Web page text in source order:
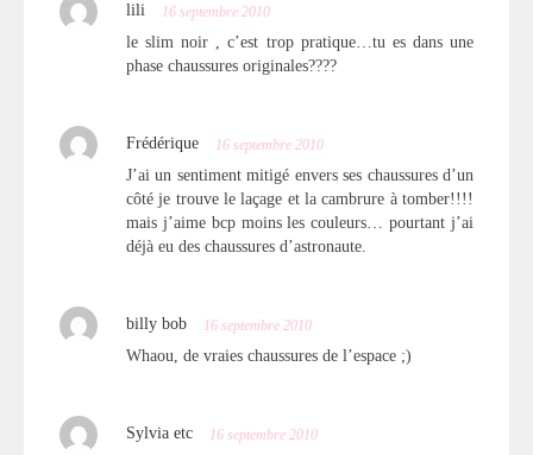
lili 16 septembre 2010
le slim noir , c’est trop pratique…tu es dans une
phase chaussures originales????
Frédérique 16 septembre 2010
J’ai un sentiment mitigé envers ses chaussures d’un
côté je trouve le laçage et la cambrure à tomber!!!!
mais j’aime bcp moins les couleurs… pourtant j’ai
déjà eu des chaussures d’astronaute.
billy bob 16 septembre 2010
Whaou, de vraies chaussures de l’espace ;)
Sylvia etc 16 septembre 2010